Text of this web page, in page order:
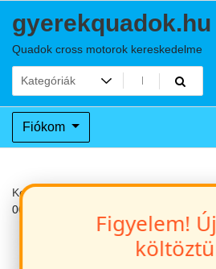
gyerekquadok.hu
Quadok cross motorok kereskedelme
Fiókom
Kezdőlap
001
Figyelem!